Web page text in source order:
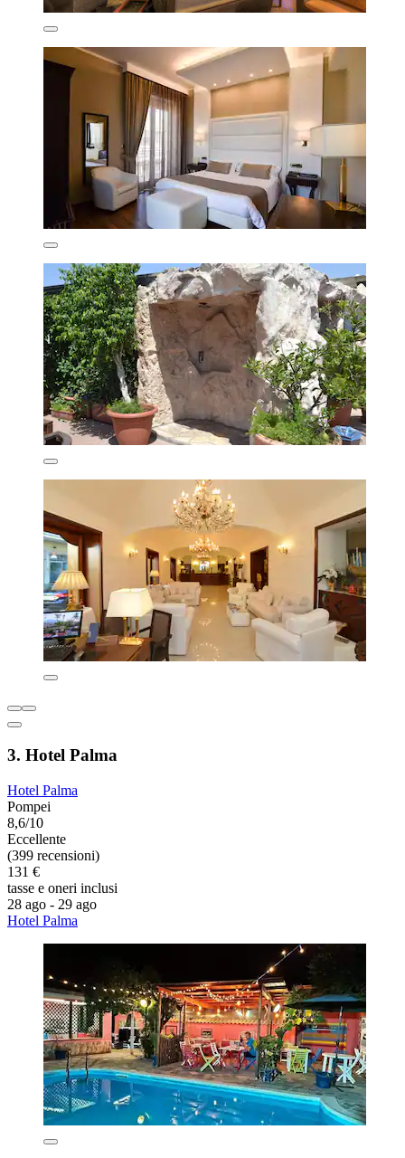
3. Hotel Palma
Hotel Palma
Pompei
8,6/10
Eccellente
(399 recensioni)
131 €
tasse e oneri inclusi
28 ago - 29 ago
Hotel Palma